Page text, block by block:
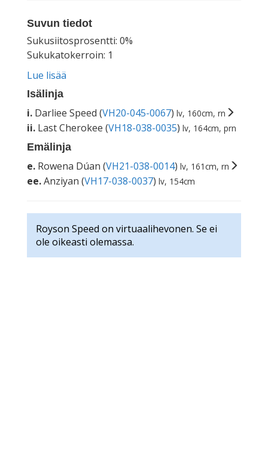
Suvun tiedot
Sukusiitosprosentti: 0%
Sukukatokerroin: 1
Lue lisää
Isälinja
i. Darliee Speed (VH20-045-0067) lv, 160cm, rn
ii. Last Cherokee (VH18-038-0035) lv, 164cm, prn
Emälinja
e. Rowena Dúan (VH21-038-0014) lv, 161cm, rn
ee.Anziyan (VH17-038-0037) lv, 154cm
Royson Speed on virtuaalihevonen. Se ei
ole oikeasti olemassa.